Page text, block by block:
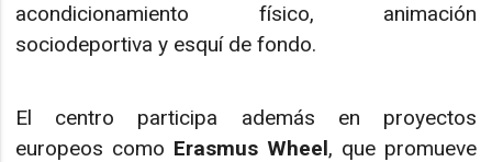
acondicionamiento físico, animación
sociodeportiva y esquí de fondo.
El centro participa además en proyectos
europeos como Erasmus Wheel, que promueve